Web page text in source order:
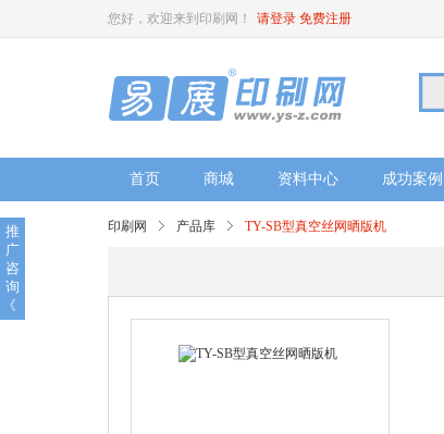
您好，欢迎来到印刷网！ 请登录 免费注册
首页 商城 资料中心 成功案例
印刷网 产品库 TY-SB型真空丝网晒版机
推
广
咨
询
《